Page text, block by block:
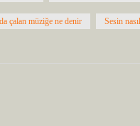
çalan müziğe ne denir Sesin